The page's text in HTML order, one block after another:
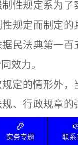
性规定系为了
规定而制定的
民法典第一百
效力。
的情形外，
、行政规章的
效的，人民法
实务专题 联系